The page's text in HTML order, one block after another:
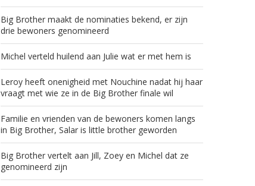
Big Brother maakt de nominaties bekend, er zijn
drie bewoners genomineerd
Michel verteld huilend aan Julie wat er met hem is
Leroy heeft onenigheid met Nouchine nadat hij haar
vraagt met wie ze in de Big Brother finale wil
Familie en vrienden van de bewoners komen langs
in Big Brother, Salar is little brother geworden
Big Brother vertelt aan Jill, Zoey en Michel dat ze
genomineerd zijn